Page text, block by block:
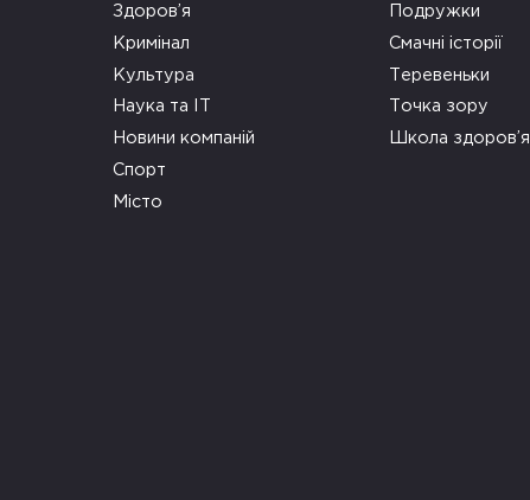
Здоров’я
Кримінал
Культура
Наука та ІТ
Новини компаній
Спорт
Місто
Подружки
Смачні історії
Теревеньки
Точка зору
Школа здоров’я